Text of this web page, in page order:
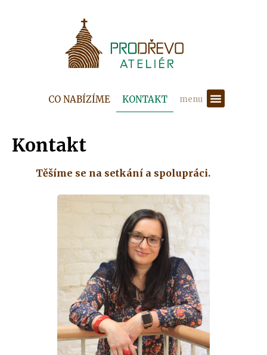
CO NABÍZÍME KONTAKT menu
Kontakt
Těšíme se na setkání a spolupráci.